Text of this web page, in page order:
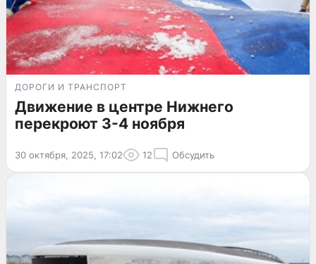
ДОРОГИ И ТРАНСПОРТ
Движение в центре Нижнего
перекроют 3-4 ноября
30 октября, 2025, 17:02 12 Обсудить